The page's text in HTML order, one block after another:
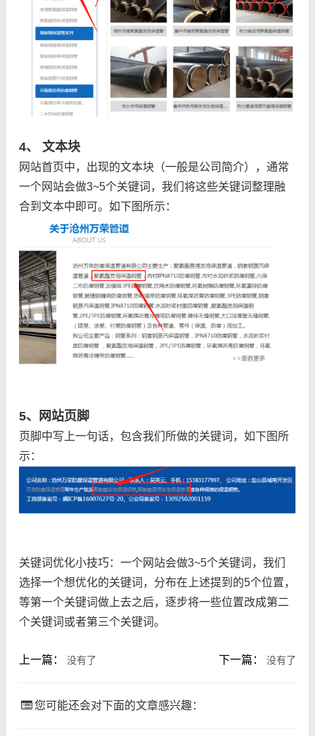
4、 文本块
网站首页中，出现的文本块（一般是公司简介），通常
一个网站会做3~5个关键词，我们将这些关键词整理融
合到文本中即可。如下图所示：
5、网站页脚
页脚中写上一句话，包含我们所做的关键词，如下图所
示：
关键词优化小技巧：一个网站会做3~5个关键词，我们
选择一个想优化的关键词，分布在上述提到的5个位置，
等第一个关键词做上去之后，逐步将一些位置改成第二
个关键词或者第三个关键词。
上一篇： 没有了 下一篇：没有了
您可能还会对下面的文章感兴趣：